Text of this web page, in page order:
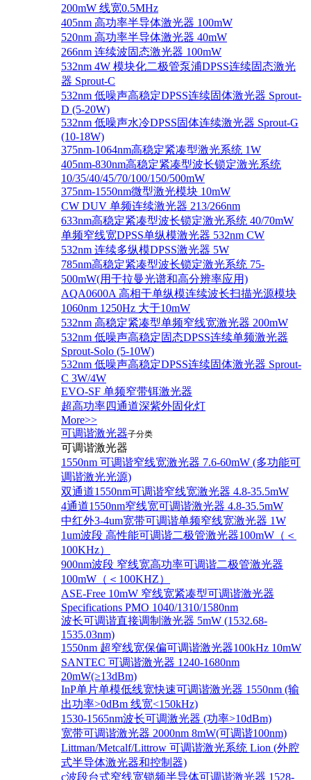
200mW 线宽0.5MHz
405nm 高功率半导体激光器 100mW
520nm 高功率半导体激光器 40mW
266nm 连续波固态激光器 100mW
532nm 4W 模块化二极管泵浦DPSS连续固态激光
器 Sprout-C
532nm 低噪声高稳定DPSS连续固体激光器 Sprout-
D (5-20W)
532nm 低噪声水冷DPSS固体连续激光器 Sprout-G
(10-18W)
375nm-1064nm高稳定紧凑型激光系统 1W
405nm-830nm高稳定紧凑型波长锁定激光系统
10/35/40/45/70/100/150/500mW
375nm-1550nm微型激光模块 10mW
CW DUV 单频连续激光器 213/266nm
633nm高稳定紧凑型波长锁定激光系统 40/70mW
单频窄线宽DPSS单纵模激光器 532nm CW
532nm 连续多纵模DPSS激光器 5W
785nm高稳定紧凑型波长锁定激光系统 75-
500mW(用于拉曼光谱和高分辨率应用)
AQA0600A 高相干单纵模连续波长扫描光源模块
1060nm 1250Hz 大于10mW
532nm 高稳定紧凑型单频窄线宽激光器 200mW
532nm 低噪声高稳定固态DPSS连续单频激光器
Sprout‐Solo (5-10W)
532nm 低噪声高稳定DPSS连续固体激光器 Sprout-
C 3W/4W
EVO-SF 单频窄带铒激光器
超高功率四通道深紫外固化灯
More>>
可调谐激光器子分类
可调谐激光器
1550nm 可调谐窄线宽激光器 7.6-60mW (多功能可
调谐激光光源)
双通道1550nm可调谐窄线宽激光器 4.8-35.5mW
4通道1550nm窄线宽可调谐激光器 4.8-35.5mW
中红外3-4um宽带可调谐单频窄线宽激光器 1W
1um波段 高性能可调谐二极管激光器100mW（＜
100KHz）
900nm波段 窄线宽高功率可调谐二极管激光器
100mW（＜100KHZ）
ASE-Free 10mW 窄线宽紧凑型可调谐激光器
Specifications PMO 1040/1310/1580nm
波长可调谐直接调制激光器 5mW (1532.68-
1535.03nm)
1550nm 超窄线宽保偏可调谐激光器100kHz 10mW
SANTEC 可调谐激光器 1240-1680nm
20mW(≥13dBm)
InP单片单模低线宽快速可调谐激光器 1550nm (输
出功率>0dBm 线宽<150kHz)
1530-1565nm波长可调激光器 (功率>10dBm)
宽带可调谐激光器 2000nm 8mW(可调谐100nm)
Littman/Metcalf/Littrow 可调谐激光系统 Lion (外腔
式半导体激光器和控制器)
c波段台式窄线宽锁频半导体可调谐激光器 1528-